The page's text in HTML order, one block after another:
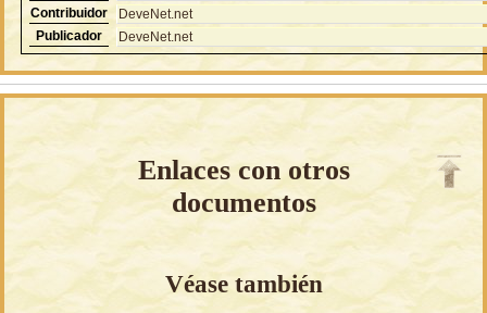
Contribuidor
DeveNet.net
Publicador
DeveNet.net
Enlaces con otros
documentos
Véase también